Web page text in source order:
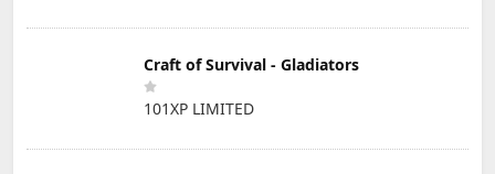
Craft of Survival - Gladiators
101XP LIMITED